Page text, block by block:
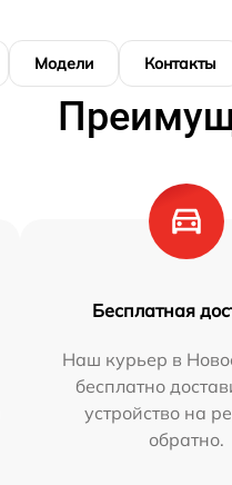
Модели Контакты
Бесплатная
Наш курьер в
бесплатно
устройство на
обратно.